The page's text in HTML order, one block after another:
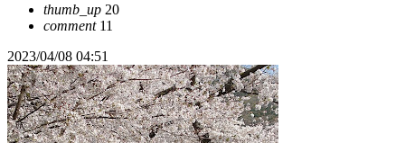
thumb_up 20
comment11
2023/04/08 04:51